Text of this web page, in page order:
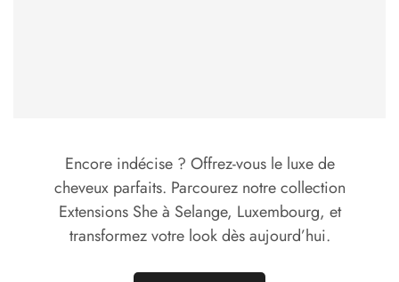
Encore indécise ? Offrez-vous le luxe de
cheveux parfaits. Parcourez notre collection
Extensions She à Selange, Luxembourg, et
transformez votre look dès aujourd’hui.